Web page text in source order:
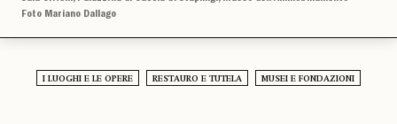
Foto Mariano Dallago
I LUOGHI E LE OPERE RESTAURO E TUTELA MUSEI E FONDAZIONI